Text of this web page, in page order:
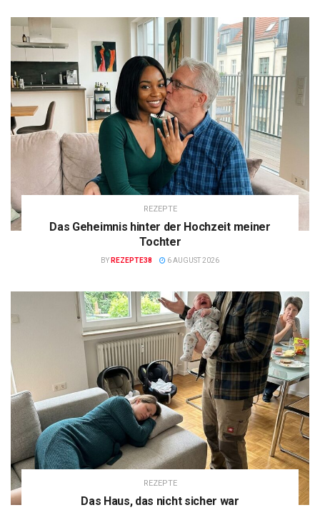
REZEPTE
Das Geheimnis hinter der Hochzeit meiner
Tochter
BY REZEPTE38 6 AUGUST 2026
REZEPTE
Das Haus, das nicht sicher war